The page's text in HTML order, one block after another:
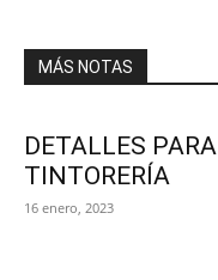
MÁS NOTAS
DETALLES
TINTORERÍA
16 enero, 2023